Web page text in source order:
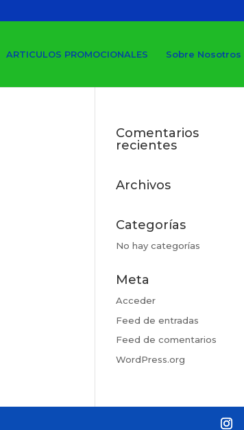
ARTICULOS PROMOCIONALES Sobre Nosotros
Comentarios
recientes
Archivos
Categorías
No hay categorías
Meta
Acceder
Feed de entradas
Feed de comentarios
WordPress.org